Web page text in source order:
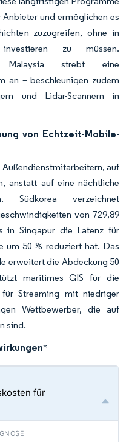
und ermöglichen es
zuzugreifen, ohne in
investieren zu müssen.
Malaysia strebt eine
an – beschleunigen zudem
und Lidar-Scannern in
von Echtzeit-Mobile-
auf
anstatt auf eine nächtliche
Südkorea verzeichnet
von 729,89
in Singapur die Latenz für
um 50 % reduziert hat. Das
erweitert die Abdeckung 50
maritimes GIS für die
Streaming mit niedriger
Wettbewerber, die auf
sind.
*
für